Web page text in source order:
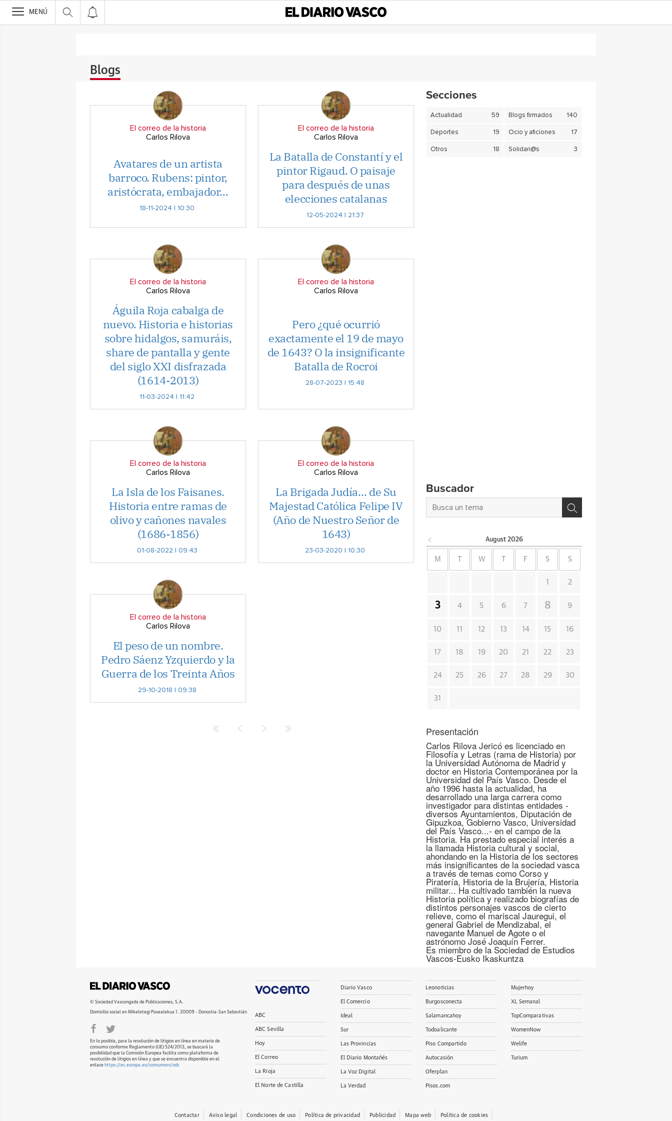
>
MENÚ
Blogs
El correo de la historia
Carlos Rilova
Avatares de un artista
barroco. Rubens: pintor,
aristócrata, embajador…
18-11-2024 | 10:30
El correo de la historia
Carlos Rilova
La Batalla de Constantí y el
pintor Rigaud. O paisaje
para después de unas
elecciones catalanas
12-05-2024 | 21:37
El correo de la historia
Carlos Rilova
Águila Roja cabalga de
nuevo. Historia e historias
sobre hidalgos, samuráis,
share de pantalla y gente
del siglo XXI disfrazada
(1614-2013)
11-03-2024 | 11:42
El correo de la historia
Carlos Rilova
Pero ¿qué ocurrió
exactamente el 19 de mayo
de 1643? O la insignificante
Batalla de Rocroi
28-07-2023 | 15:48
El correo de la historia
Carlos Rilova
La Isla de los Faisanes.
Historia entre ramas de
olivo y cañones navales
(1686-1856)
01-08-2022 | 09:43
El correo de la historia
Carlos Rilova
La Brigada Judía… de Su
Majestad Católica Felipe IV
(Año de Nuestro Señor de
1643)
23-03-2020 | 10:30
El correo de la historia
Carlos Rilova
El peso de un nombre.
Pedro Sáenz Yzquierdo y la
Guerra de los Treinta Años
29-10-2018 | 09:38
Secciones
Actualidad 59 Blogs firmados 140
Deportes 19 Ocio y aficiones 17
Otros 18 Solidari@s 3
Buscador
August 2026
M W F S S
1 2
3 4 5 6 7 8 9
10 11 12 13 14 15 16
17 18 19 20 21 22 23
24 25 26 27 28 29 30
31
Presentación
Carlos Rilova Jericó es licenciado en
Filosofía y Letras (rama de Historia) por
la Universidad Autónoma de Madrid y
doctor en Historia Contemporánea por la
Universidad del País Vasco. Desde el
año 1996 hasta la actualidad, ha
desarrollado una larga carrera como
investigador para distintas entidades -
diversos Ayuntamientos, Diputación de
Gipuzkoa, Gobierno Vasco, Universidad
del País Vasco...- en el campo de la
Historia. Ha prestado especial interés a
la llamada Historia cultural y social,
ahondando en la Historia de los sectores
más insignificantes de la sociedad vasca
a través de temas como Corso y
Piratería, Historia de la Brujería, Historia
militar... Ha cultivado también la nueva
Historia política y realizado biografías de
distintos personajes vascos de cierto
relieve, como el mariscal Jauregui, el
general Gabriel de Mendizabal, el
navegante Manuel de Agote o el
astrónomo José Joaquín Ferrer.
Es miembro de la Sociedad de Estudios
Vascos-Eusko Ikaskuntza
© Sociedad Vascongada de Publicaciones, S.A.
Domicilio social en Mikeletegi Pasealekua 1. 20009 - Donostia-San Sebastián
En lo posible, para la resolución de litigios en línea en materia de
consumo conforme Reglamento (UE) 524/2013, se buscará la
posibilidad que la Comisión Europea facilita como plataforma de
resolución de litigios en línea y que se encuentra disponible en el
enlace https://ec.europa.eu/consumers/odr.
ABC
ABC Sevilla
Hoy
El Correo
La Rioja
El Norte de Castilla
Diario Vasco
El Comercio
Ideal
Sur
Las Provincias
El Diario Montañés
La Voz Digital
La Verdad
Leonoticias
Burgosconecta
Salamancahoy
Todoalicante
Piso Compartido
Autocasión
Oferplan
Pisos.com
Mujerhoy
XL Semanal
TopComparativas
WomenNow
Welife
Turium
Contactar Aviso legal Condiciones de uso Política de privacidad Publicidad Mapa web Política de cookies